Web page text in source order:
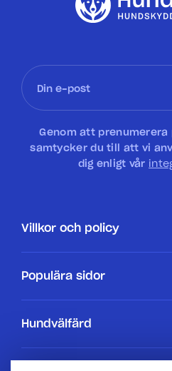
Genom att
samtycker du till att vi
dig enligt vår
Villkor och policy
Tillgänglighetsredogörelse
Populära sidor
Hundar
Hundvälfärd